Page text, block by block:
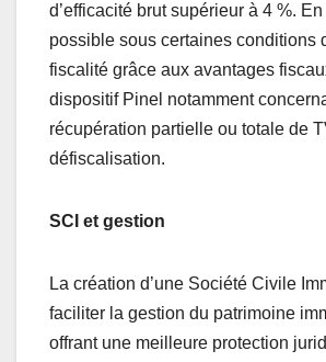
d’efficacité brut supérieur à 4 %.
possible sous certaines conditions
fiscalité grâce aux avantages
dispositif Pinel notamment
récupération partielle ou totale de
défiscalisation.
SCI et gestion
La création d’une Société Civile
faciliter la gestion du patrimoine
offrant une meilleure protection